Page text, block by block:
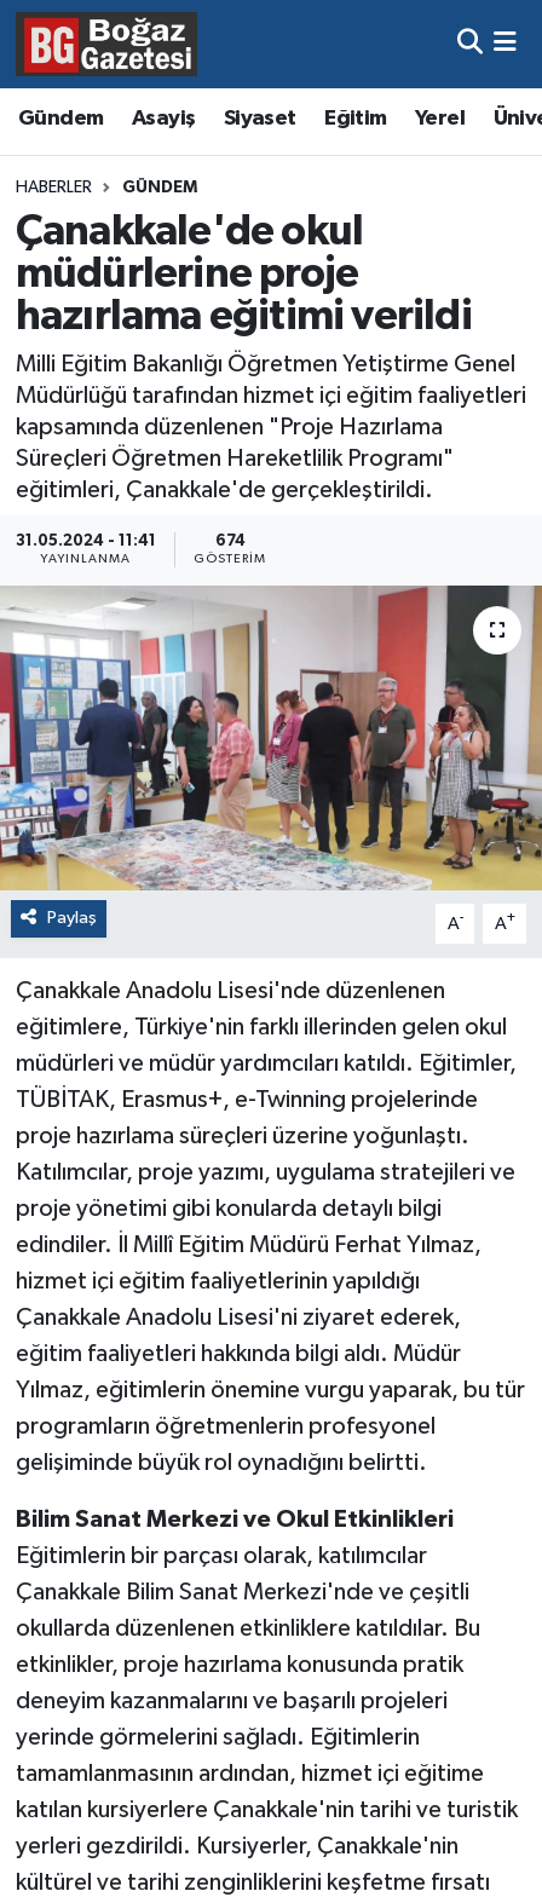
Gündem Asayiş Siyaset Eğitim Yerel
HABERLER GÜNDEM
Çanakkale'de okul
müdürlerine proje
hazırlama eğitimi verildi
Milli Eğitim Bakanlığı Öğretmen Yetiştirme Genel
Müdürlüğü tarafından hizmet içi eğitim faaliyetleri
kapsamında düzenlenen "Proje Hazırlama
Süreçleri Öğretmen Hareketlilik Programı"
eğitimleri, Çanakkale'de gerçekleştirildi.
31.05.2024 - 11:41
YAYINLANMA
674
GÖSTERIM
Paylaş A- A+
Çanakkale Anadolu Lisesi'nde düzenlenen
eğitimlere, Türkiye'nin farklı illerinden gelen okul
müdürleri ve müdür yardımcıları katıldı. Eğitimler,
TÜBİTAK, Erasmus+, e-Twinning projelerinde
proje hazırlama süreçleri üzerine yoğunlaştı.
Katılımcılar, proje yazımı, uygulama stratejileri ve
proje yönetimi gibi konularda detaylı bilgi
edindiler. İl Millî Eğitim Müdürü Ferhat Yılmaz,
hizmet içi eğitim faaliyetlerinin yapıldığı
Çanakkale Anadolu Lisesi'ni ziyaret ederek,
eğitim faaliyetleri hakkında bilgi aldı. Müdür
Yılmaz, eğitimlerin önemine vurgu yaparak, bu tür
programların öğretmenlerin profesyonel
gelişiminde büyük rol oynadığını belirtti.
Bilim Sanat Merkezi ve Okul Etkinlikleri
Eğitimlerin bir parçası olarak, katılımcılar
Çanakkale Bilim Sanat Merkezi'nde ve çeşitli
okullarda düzenlenen etkinliklere katıldılar. Bu
etkinlikler, proje hazırlama konusunda pratik
deneyim kazanmalarını ve başarılı projeleri
yerinde görmelerini sağladı. Eğitimlerin
tamamlanmasının ardından, hizmet içi eğitime
katılan kursiyerlere Çanakkale'nin tarihi ve turistik
yerleri gezdirildi. Kursiyerler, Çanakkale'nin
kültürel ve tarihi zenginliklerini keşfetme fırsatı
Asayiş
Eğitim
Ekonomi
Gündem
Magazin
Resmi İlanlar
Hava Durumu
Trafik Durumu
Süper Lig Puan Durumu ve Fikstür
Tüm Manşetler
Son Dakika Haberleri
Haber Arşivi